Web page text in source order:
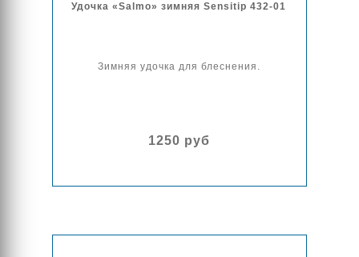
Удочка «Salmo» зимняя Sensitip 432-01
Зимняя удочка для блеснения.
1250 руб